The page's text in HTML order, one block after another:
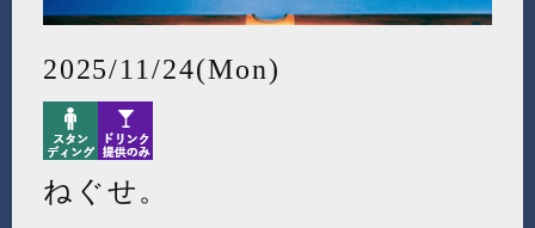
2025/11/24(Mon)
ねぐせ。